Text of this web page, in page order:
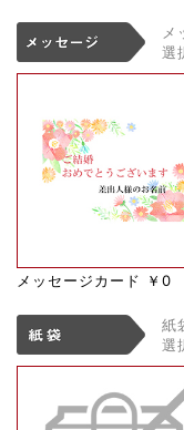
メ
選
メッセージカード ￥0
紙
選